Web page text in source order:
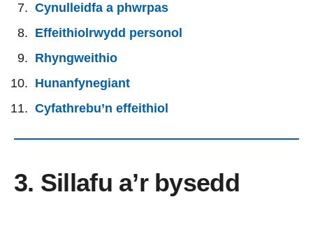
Cynulleidfa a phwrpas
Effeithiolrwydd personol
Rhyngweithio
Hunanfynegiant
Cyfathrebu’n effeithiol
3. Sillafu a’r bysedd